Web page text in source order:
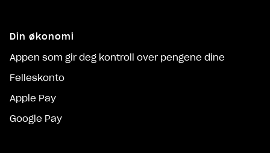
Din økonomi
Appen som gir deg kontroll over pengene dine
Felleskonto
Apple Pay
Google Pay